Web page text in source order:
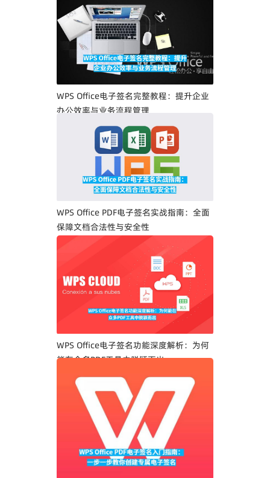
WPS Office电子签名完整教程：提升企业
办公效率与业务流程管理
WPS Office PDF电子签名实战指南：全面
保障文档合法性与安全性
WPS Office电子签名功能深度解析：为何
能在众多PDF工具中脱颖而出